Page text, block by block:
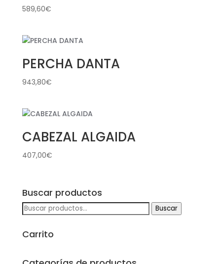
589,60€
PERCHA DANTA
943,80€
CABEZAL ALGAIDA
407,00€
Buscar productos
Buscar
Buscar
Carrito